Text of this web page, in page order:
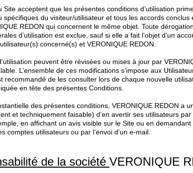
Site acceptent que les présentes conditions d’utilisation
spécifiques du visiteur/utilisateur et tous les accords conclus
REDON qui concernent le même objet. Toute
d’utilisation est exclue, sauf si elle a fait l’objet d’un
concerné(s) et VERONIQUE REDON.
peuvent être révisées ou mises à jour par
L’ensemble de ces modifications s’impose aux
recommandé de les consulter lors de chaque nouvelle
en tête des présentes Conditions.
des présentes conditions, VERONIQUE REDON a
et techniquement faisable) d’en avertir ses utilisateurs
en affichant un avis visible sur le Site ou en
comptes utilisateurs ou par l’envoi d’un e-mail.
de la société VERONIQUE